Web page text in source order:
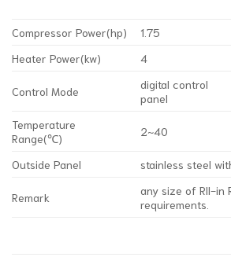
Compressor Power(hp) 1.75
Heater Power(kw)
4
Control Mode
digital control
panel
Temperature
Range(℃)
2~40
Outside Panel stainless steel
Remark
any size of Rll-in
requirements.